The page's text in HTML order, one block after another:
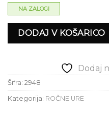
NA ZALOGI
DODAJ V KOŠARICO
Dodaj
Šifra: 2948
Kategorija: ROČNE URE